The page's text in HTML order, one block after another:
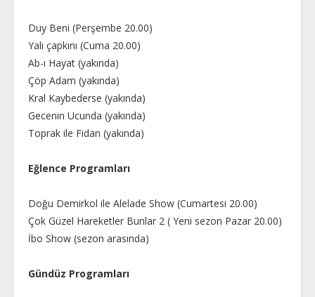
Duy Beni (Perşembe 20.00)
Yalı çapkını (Cuma 20.00)
Ab-ı Hayat (yakında)
Çöp Adam (yakında)
Kral Kaybederse (yakında)
Gecenin Ucunda (yakında)
Toprak ile Fidan (yakında)
Eğlence Programları
Doğu Demirkol ile Alelade Show (Cumartesi 20.00)
Çok Güzel Hareketler Bunlar 2 ( Yeni sezon Pazar 20.00)
İbo Show (sezon arasında)
Gündüz Programları